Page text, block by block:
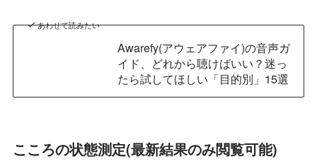
あわせて読みたい
Awarefy(アウェアファイ)の音声ガ
イド、どれから聴けばいい？迷っ
たら試してほしい「目的別」15選
こころの状態測定(最新結果のみ閲覧可能)